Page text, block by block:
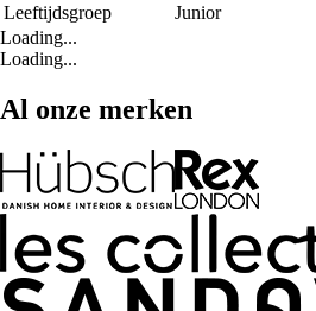
Leeftijdsgroep
Junior
Loading...
Loading...
Al onze merken